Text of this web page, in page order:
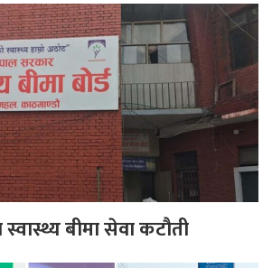
बीमा सेवा कटौती